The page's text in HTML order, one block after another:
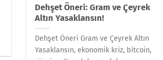
Dehşet Öneri: Gram ve Çeyrek
Altın Yasaklansın!
Dehşet Öneri Gram ve Çeyrek Altın
Yasaklansın, ekonomik kriz, bitcoin,